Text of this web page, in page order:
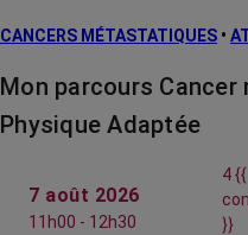
CANCERS MÉTASTATIQUES •
Mon parcours
Physique Adaptée
7 août 2026
11h00 - 12h30
4 {{
}}